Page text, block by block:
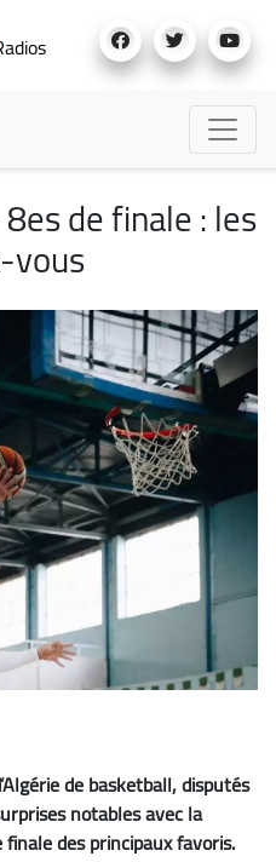
au
de finale : les
vous
de basketball, disputés
notables avec la
des principaux favoris.